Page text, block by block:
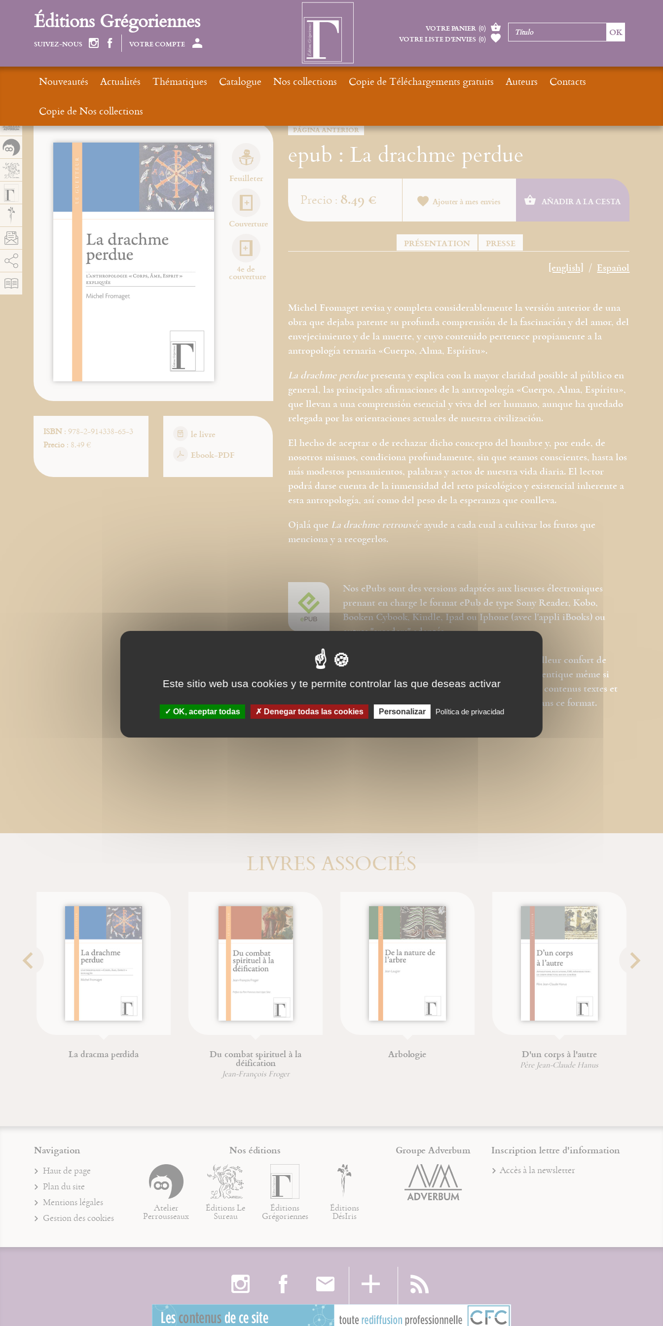
PÁGINA ANTERIOR
epub : La drachme perdue
Feuilleter
Couverture
4e de
couverture
ISBN: 978-2-914338-65-3
Precio: 8.49 €
le livre
Ebook-PDF
Precio : 8.49 € Ajouter à mes envies AÑADIR A LA CESTA
PRÉSENTATION PRESSE
[english] Español
Michel Fromaget revisa y completa considerablemente la versión anterior de una
obra que dejaba patente su profunda comprensión de la fascinación y del amor, del
envejecimiento y de la muerte, y cuyo contenido pertenece propiamente a la
antropología ternaria «Cuerpo, Alma, Espíritu».
La drachme perduepresenta y explica con la mayor claridad posible al público en
general, las principales afirmaciones de la antropología «Cuerpo, Alma, Espíritu»,
que llevan a una comprensión esencial y viva del ser humano, aunque ha quedado
relegada por las orientaciones actuales de nuestra civilización.
El hecho de aceptar o de rechazar dicho concepto del hombre y, por ende, de
nosotros mismos, condiciona profundamente, sin que seamos conscientes, hasta los
más modestos pensamientos, palabras y actos de nuestra vida diaria. El lector
podrá darse cuenta de la inmensidad del reto psicológico y existencial inherente a
esta antropología, así como del peso de la esperanza que conlleva.
Ojalá que La drachme retrouvéeayude a cada cual a cultivar los frutos que
menciona y a recogerlos.
Nos ePubs sont des versions adaptées aux liseuses électroniques
prenant en charge le format ePub de type Sony Reader, Kobo,
Booken Cybook, Kindle, Ipad ou Iphone (avec l'appli iBooks) ou
autres "ereaders" adaptés.
Ces ePubs sont alors revus et optimisés pour permettre le meilleur confort de
lecture, toutefois la mise en page n'est donc pas strictement identique même si
nous avons au mieux respecté la charte graphique initiale. Les contenus textes et
iconographiques sont, par contre, intégralement reproduits dans ce format.
LIVRES ASSOCIÉS
La dracma perdida Du combat spirituel à la
déification
Jean-François Froger
Arbologie D'un corps à l'autre
Père Jean-Claude Hanus
Navigation
Haut de page
Plan du site
Mentions légales
Gestion des cookies
Nos éditions
Atelier
Perrousseaux
Éditions Le
Sureau
Éditions
Grégoriennes
Éditions
DésIris
Groupe Adverbum Inscription lettre d'information
Accès à la newsletter
Éditions Grégoriennes
SUIVEZ-NOUS VOTRE COMPTE
VOTRE PANIER (0)
VOTRE LISTE D’ENVIES (0)
Nouveautés Actualités Thématiques Catalogue Nos collections Copie de Téléchargements gratuits Auteurs
Contacts
Copie de Nos collections
Permitir
Panel de gestión de cookies
Este sitio web usa cookies y te permite controlar las que deseas activar
OK, aceptar todas Denegar todas las cookies Personalizar Política de privacidad